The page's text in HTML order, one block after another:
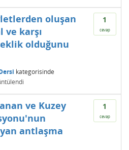
1
cevap
oluşan
ve karşı
olduğunu
kategorisinde
1
cevap
ve Kuzey
antlaşma